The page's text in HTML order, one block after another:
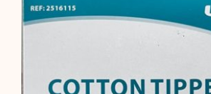
專業服務介紹
產品